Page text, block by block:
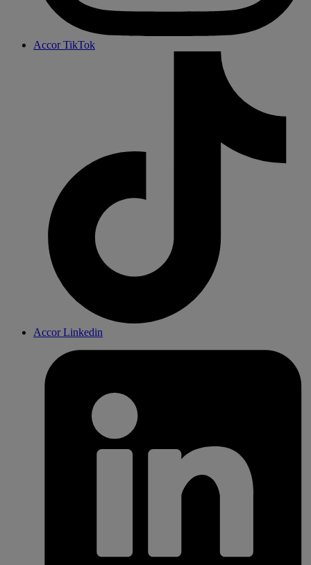
Accor TikTok
Accor Linkedin